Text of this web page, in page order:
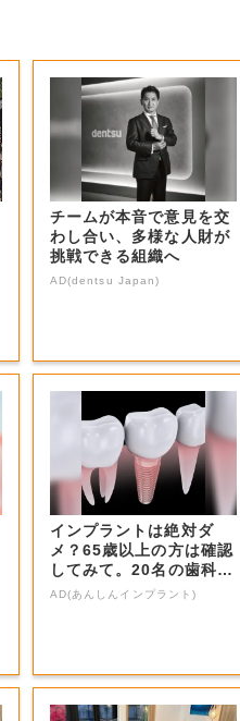
チームが本音で意見を交
わし合い、多様な人財が
挑戦できる組織へ
AD(dentsu Japan)
インプラントは絶対ダ
メ？65歳以上の方は確認
してみて。20名の歯科医
師監修のガイ...
AD(あんしんインプラント)